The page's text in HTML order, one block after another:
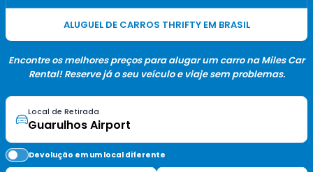
ALUGUEL DE CARROS THRIFTY EM BRASIL
Encontre os melhores preços para alugar um carro na Miles Car
Rental! Reserve já o seu veículo e viaje sem problemas.
Local de Retirada
Devolução em um local diferente